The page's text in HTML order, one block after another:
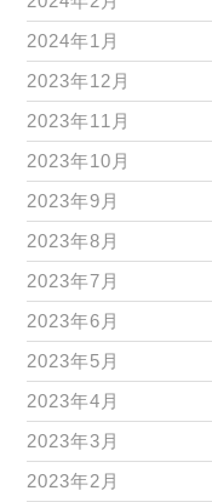
2024年1月
2023年12月
2023年11月
2023年10月
2023年9月
2023年8月
2023年7月
2023年6月
2023年5月
2023年4月
2023年3月
2023年2月